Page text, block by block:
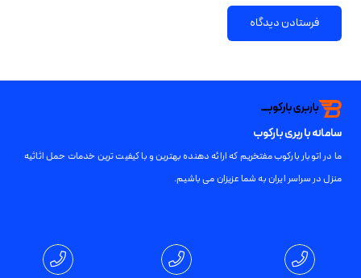
فرستادن دیدگاه
سامانه باربری بارکوب
ما در اتوبار بارکوب مفتخریم که ارائه دهنده بهترین و با کیفیت ترین خدمات حمل اثاثیه
منزل در سراسر ایران به شما عزیزان می باشیم.